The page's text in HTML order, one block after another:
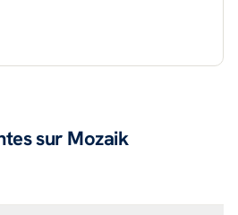
sur Mozaik